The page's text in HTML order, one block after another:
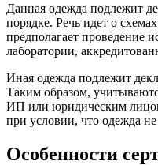
Данная одежда подлежит
порядке. Речь идет о
предполагает проведение
лаборатории,
Иная одежда подлежит
Таким образом,
ИП или юридическим лицом
при условии, что одежда
Особенности